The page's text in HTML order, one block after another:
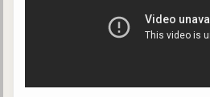
Chico Xavier
1927-2025